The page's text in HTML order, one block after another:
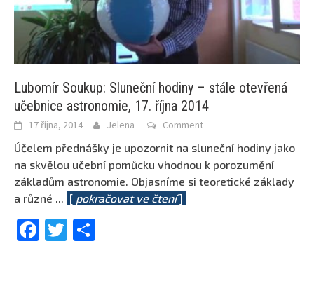
Lubomír Soukup: Sluneční hodiny – stále otevřená
učebnice astronomie, 17. října 2014
17 října, 2014 Jelena Comment
Účelem přednášky je upozornit na sluneční hodiny jako
na skvělou učební pomůcku vhodnou k porozumění
základům astronomie. Objasníme si teoretické základy
a různé ... [ pokračovat ve čtení]
Facebook
Twitter